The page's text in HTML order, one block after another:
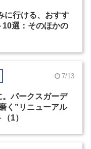
に行ける、おすす
10選：そのほかの
7/13
。パークスガーデ
く”リニューアル
1）